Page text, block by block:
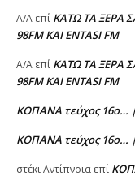
A/A επί ΚΑΤΩ ΤΑ ΞΕΡΑ
98FM ΚΑΙ ENTASI FM
A/A επί ΚΑΤΩ ΤΑ ΞΕΡΑ
98FM ΚΑΙ ENTASI FM
ΚΟΠΑΝΑ τεύχος 16ο…
ΚΟΠΑΝΑ τεύχος 16ο…
στέκι Αντίπνοια επί